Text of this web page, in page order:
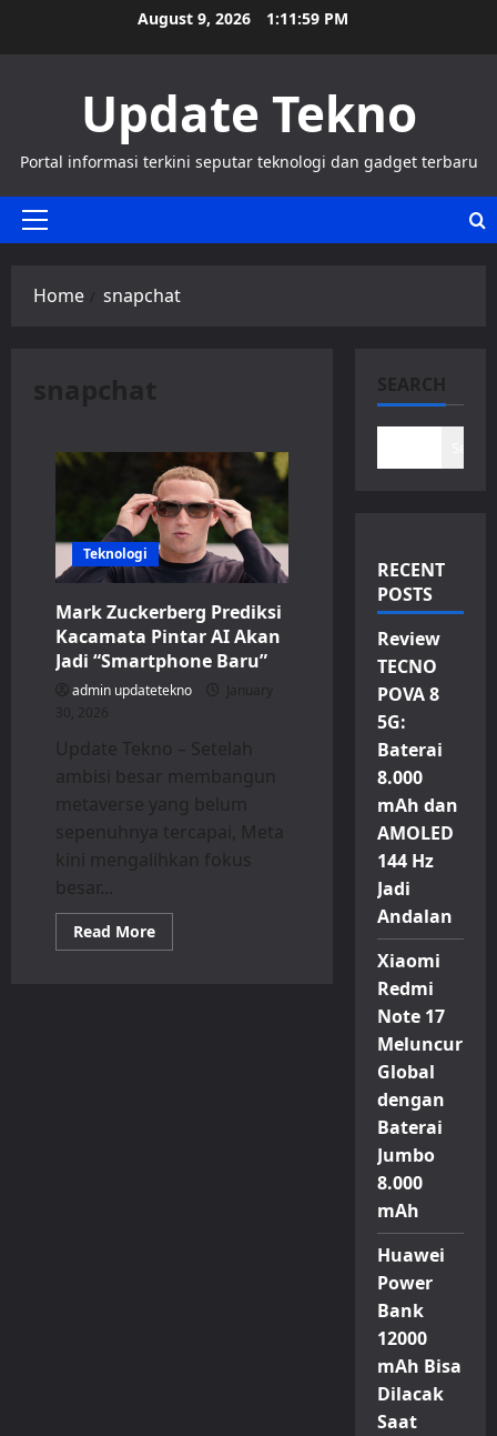
August 9, 2026 1:11:59 PM
Update Tekno
Portal informasi terkini seputar teknologi dan gadget terbaru
Primary
Home snapchat
snapchat
Teknologi
Mark Zuckerberg Prediksi
Kacamata Pintar AI Akan
Jadi “Smartphone Baru”
admin updatetekno
January
30, 2026
Update Tekno – Setelah
ambisi besar membangun
metaverse yang belum
sepenuhnya tercapai, Meta
kini mengalihkan fokus
besar...
Read MoreRead
more
SEARCH
RECENT
POSTS
Review
TECNO
POVA 8
5G:
Baterai
8.000
mAh dan
AMOLED
144 Hz
Jadi
Andalan
Xiaomi
Redmi
Note 17
Meluncur
Global
dengan
Baterai
Jumbo
8.000
mAh
Huawei
Power
Bank
12000
mAh Bisa
Dilacak
Saat